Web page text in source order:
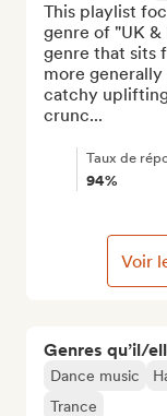
Genres qu’il/
Dance music
Trance
This playlist
genre of "UK
genre that sits
more
catchy
crunc...
Taux de
94%
Voir